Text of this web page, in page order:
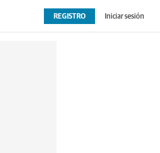
REGISTRO Iniciar sesión